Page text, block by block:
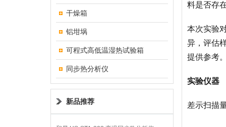
干燥箱
铝坩埚
可程式高低温湿热试验箱
同步热分析仪
新品推荐
料是否存
本次实验
异，评估
提供参考
实验仪器
差示扫描